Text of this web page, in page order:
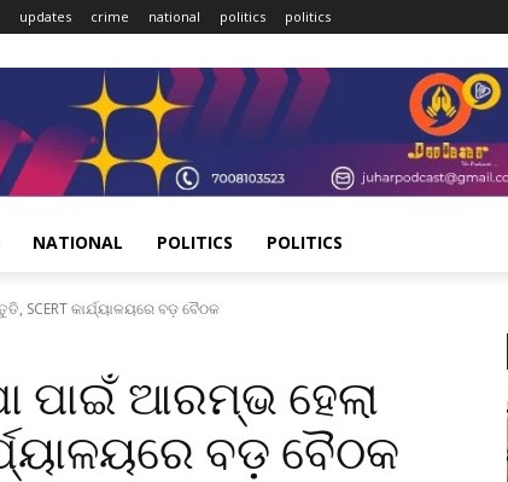
updates crime national politics politics
NATIONAL POLITICS POLITICS
SCERT କାର୍ଯ୍ୟାଳୟରେ ବଡ଼ ବୈଠକ
ପାଇଁ ଆରମ୍ଭ ହେଲା
ବଡ଼ ବୈଠକ